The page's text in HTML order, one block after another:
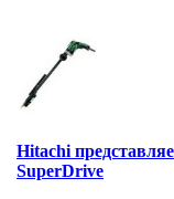
Hitachi
SuperDrive